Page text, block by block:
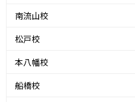
南流山校
松戸校
本八幡校
船橋校